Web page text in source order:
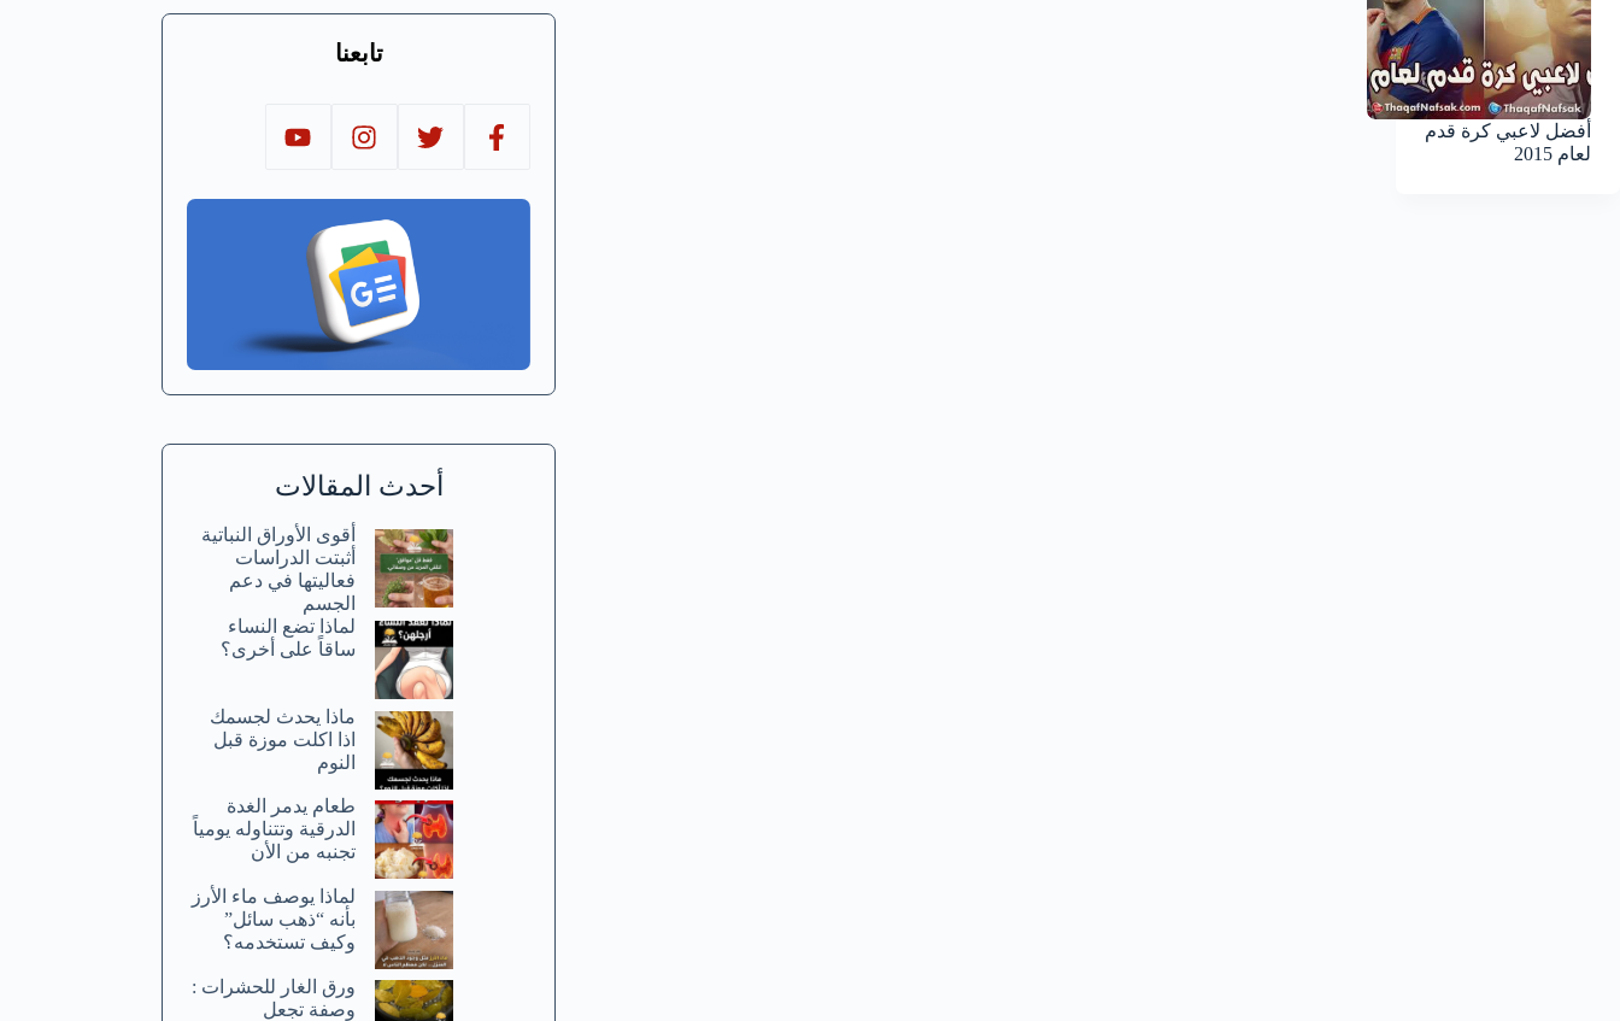
أفضل لاعبي كرة قدم
لعام 2015
تابعنا
أحدث المقالات
أقوى الأوراق النباتية
أثبتت الدراسات
فعاليتها في دعم
الجسم
لماذا تضع النساء
ساقاً على أخرى؟
ماذا يحدث لجسمك
اذا اكلت موزة قبل
النوم
طعام يدمر الغدة
الدرقية وتتناوله يومياً
تجنبه من الأن
لماذا يوصف ماء الأرز
بأنه “ذهب سائل”
وكيف تستخدمه؟
ورق الغار للحشرات :
وصفة تجعل